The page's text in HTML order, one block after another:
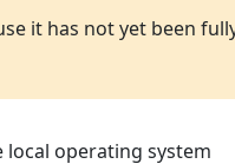
it has not yet been
local operating system